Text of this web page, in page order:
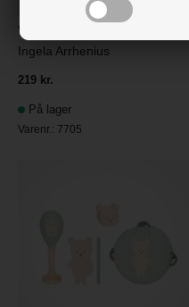
VILAC Tromme i metal -
Ingela Arrhenius
219 kr.
På lager
Varenr.: 7705